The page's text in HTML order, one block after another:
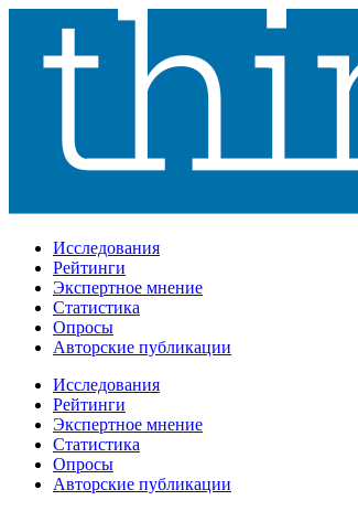
Исследования
Рейтинги
Экспертное мнение
Статистика
Опросы
Авторские публикации
Исследования
Рейтинги
Экспертное мнение
Статистика
Опросы
Авторские публикации